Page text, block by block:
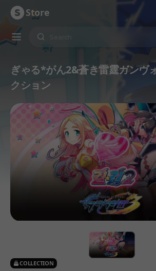
Store
ぎゃる*がん2&蒼き雷霆ガンヴ
クション
COLLECTION